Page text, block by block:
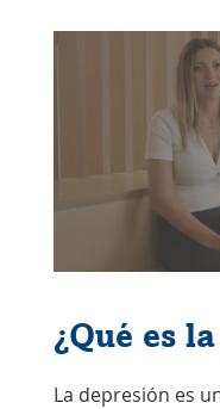
Mira
¿Qué es
La depresión es